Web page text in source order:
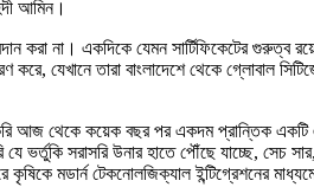
আমিন।
করা না। একদিকে যেমন সার্টিফিকেটের
করে, যেখানে তারা বাংলাদেশে থেকে গ্লোবাল
আজ থেকে কয়েক বছর পর একদম প্রান্তিক
যে ভর্তুকি সরাসরি উনার হাতে পৌঁছে যাচ্ছে,
মডার্ন টেকনোলজিক্যাল ইন্টিগ্রেশনের